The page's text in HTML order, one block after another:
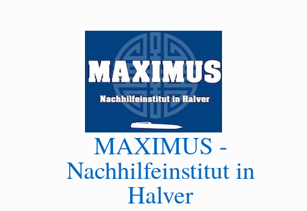
MAXIMUS -
Nachhilfeinstitut in
Halver